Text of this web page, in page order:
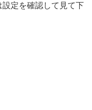
定を確認して見て下